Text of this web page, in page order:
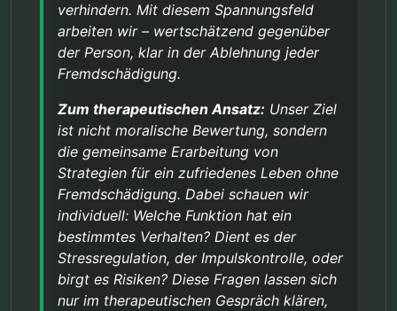
verhindern. Mit diesem Spannungsfeld
arbeiten wir – wertschätzend gegenüber
der Person, klar in der Ablehnung jeder
Fremdschädigung.
Zum therapeutischen Ansatz: Unser Ziel
ist nicht moralische Bewertung, sondern
die gemeinsame Erarbeitung von
Strategien für ein zufriedenes Leben ohne
Fremdschädigung. Dabei schauen wir
individuell: Welche Funktion hat ein
bestimmtes Verhalten? Dient es der
Stressregulation, der Impulskontrolle, oder
birgt es Risiken? Diese Fragen lassen sich
nur im therapeutischen Gespräch klären,